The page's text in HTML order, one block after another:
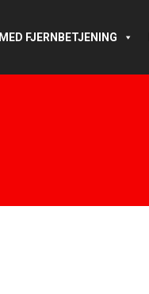
FJERNBETJENING